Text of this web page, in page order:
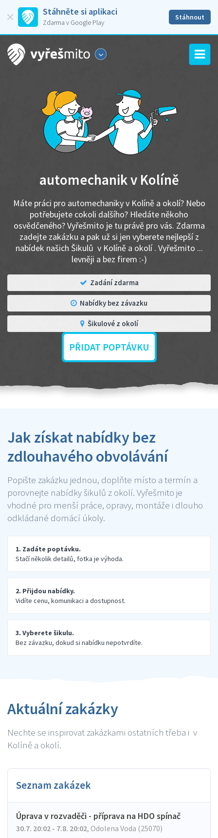
Stáhněte si aplikaci
Zdarma v Google Play
Stáhnout
automechanik v Kolíně
Máte práci pro automechaniky v Kolíně a okolí? Nebo
potřebujete cokoli dalšího? Hledáte někoho
osvědčeného? Vyřešmito je tu právě pro vás. Zdarma
zadejte zakázku a pak už si jen vyberete nejlepší z
nabídek našich Šikulů v Kolíně a okolí . Vyřešmito ...
levněji a bez firem :-)
Zadání zdarma
Nabídky bez závazku
Šikulové z okolí
PŘIDAT POPTÁVKU
Jak získat nabídky bez
zdlouhavého obvolávání
Popište zakázku jednou, doplňte místo a termín a
porovnejte nabídky šikulů z okolí. Vyřešmito je
vhodné pro menší práce, opravy, montáže i dlouho
odkládané domácí úkoly.
1. Zadáte poptávku.
Stačí několik detailů, fotka je výhoda.
2. Přijdou nabídky.
Vidíte cenu, komunikaci a dostupnost.
3. Vyberete šikulu.
Bez závazku, dokud si nabídku nepotvrdíte.
Aktuální zakázky
Nechte se inspirovat zakázkami ostatních třeba i v
Kolíně a okolí.
Seznam zakázek
Úprava v rozvaděči - příprava na HDO spínač
30.7. 20:02 - 7.8. 20:02, Odolena Voda (25070)